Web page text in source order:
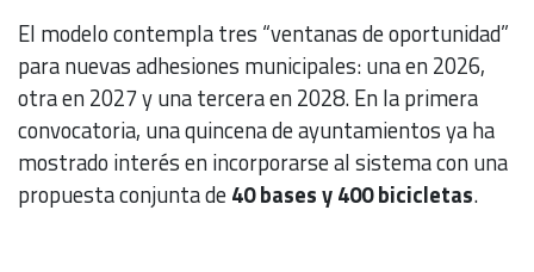
El modelo contempla tres “ventanas de oportunidad”
para nuevas adhesiones municipales: una en 2026,
otra en 2027 y una tercera en 2028. En la primera
convocatoria, una quincena de ayuntamientos ya ha
mostrado interés en incorporarse al sistema con una
propuesta conjunta de40 bases y 400 bicicletas.